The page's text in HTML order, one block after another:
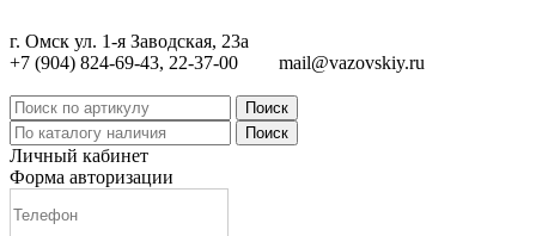
г. Омск ул. 1-я Заводская, 23а
+7 (904) 824-69-43, 22-37-00
mail@vazovskiy.ru
Поиск
Поиск
Личный кабинет
Форма авторизации